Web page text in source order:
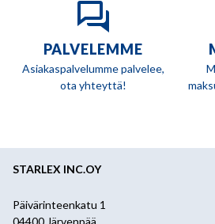
PALVELEMME
Asiakaspalvelumme palvelee,
ota yhteyttä!
STARLEX INC.OY
Päivärinteenkatu 1
04400 Järvenpää